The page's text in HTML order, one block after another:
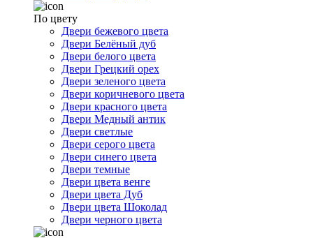
По цвету
Двери бежевого цвета
Двери Белёный дуб
Двери белого цвета
Двери Грецкий орех
Двери зеленого цвета
Двери коричневого цвета
Двери красного цвета
Двери Медный антик
Двери светлые
Двери серого цвета
Двери синего цвета
Двери темные
Двери цвета венге
Двери цвета Дуб
Двери цвета Шоколад
Двери черного цвета